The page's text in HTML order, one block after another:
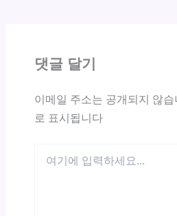
댓글 달기
이메일 주소는 공개되지 않습
로 표시됩니다